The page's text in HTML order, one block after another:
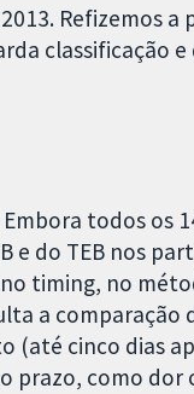
Refizemos a
classificação
todos os
e do TEB nos
timing, no
a comparação
(até cinco dias
prazo, como dor